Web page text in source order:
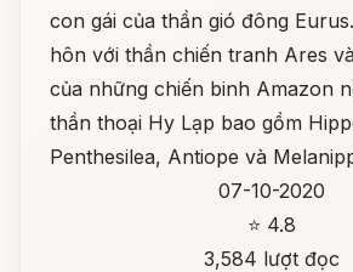
con gái của thần gió đông
hôn với thần chiến tranh Ares
của những chiến binh Amazon
thần thoại Hy Lạp bao gồm
Penthesilea, Antiope và
07-10-2020
⭐ 4.8
3,584 lượt đọc